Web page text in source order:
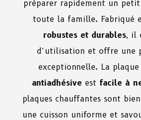
préparer rapidement un
toute la famille. Fabriqué
robustes et durables, il
d’utilisation et offre une
exceptionnelle. La plaque
antiadhésive est facile à
plaques chauffantes sont
une cuisson uniforme et